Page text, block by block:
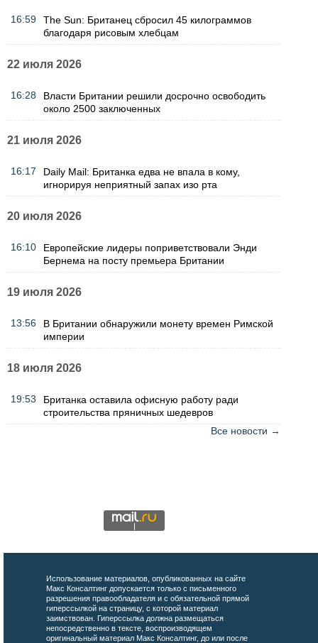
16:59
The Sun: Британец сбросил 45 килограммов
благодаря рисовым хлебцам
22 июля 2026
16:28
Власти Британии решили досрочно освободить
около 2500 заключенных
21 июля 2026
16:17
Daily Mail: Британка едва не впала в кому,
игнорируя неприятный запах изо рта
20 июля 2026
16:10
Европейские лидеры поприветствовали Энди
Бернема на посту премьера Британии
19 июля 2026
13:56
В Британии обнаружили монету времен Римской
империи
18 июля 2026
19:53
Британка оставила офисную работу ради
строительства пряничных шедевров
Все новости →
Использование материалов, опубликованных на сайте
Макс Консалтинг допускается только с письменного
разрешения правообладателя и с обязательной прямой
гиперссылкой на страницу, с которой материал
заимствован. Гиперссылка должна размещаться
непосредственно в тексте, воспроизводящем
оригинальный материал Макс Консалтинг, до или после